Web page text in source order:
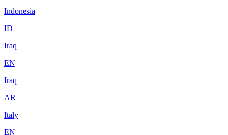
Indonesia
ID
Iraq
EN
Iraq
AR
Italy
EN